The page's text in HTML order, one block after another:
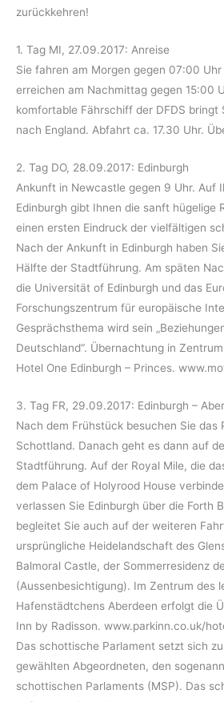
zurückkehren!
1. Tag MI, 27.09.2017: Anreise
Sie fahren am Morgen gegen 07:00
erreichen am Nachmittag gegen 15:00
komfortable Fährschiff der DFDS bringt
nach England. Abfahrt ca. 17.30 Uhr.
2. Tag DO, 28.09.2017: Edinburgh
Ankunft in Newcastle gegen 9 Uhr. Auf
Edinburgh gibt Ihnen die sanft hügelige
einen ersten Eindruck der vielfältigen
Nach der Ankunft in Edinburgh haben
Hälfte der Stadtführung. Am späten
die Universität of Edinburgh und das
Forschungszentrum für europäische
Gesprächsthema wird sein
Deutschland“. Übernachtung in
Hotel One Edinburgh – Princes.
3. Tag FR, 29.09.2017: Edinburgh –
Nach dem Frühstück besuchen Sie das
Schottland. Danach geht es dann auf
Stadtführung. Auf der Royal Mile, die
dem Palace of Holyrood House
verlassen Sie Edinburgh über die Forth
begleitet Sie auch auf der weiteren
ursprüngliche Heidelandschaft des
Balmoral Castle, der Sommerresidenz
(Aussenbesichtigung). Im Zentrum des
Hafenstädtchens Aberdeen erfolgt die
Inn by Radisson. www.parkinn.co.uk/
Das schottische Parlament setzt sich
gewählten Abgeordneten, den
schottischen Parlaments (MSP). Das